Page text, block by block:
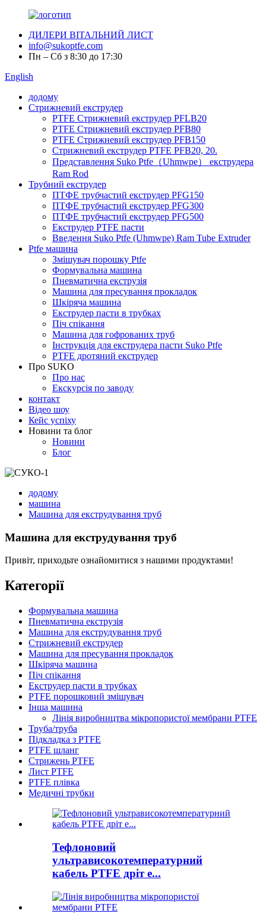
ДИЛЕРИ ВІТАЛЬНИЙ ЛИСТ
info@sukoptfe.com
Пн – Сб з 8:30 до 17:30
English
додому
Стрижневий екструдер
PTFE Стрижневий екструдер PFLB20
PTFE Стрижневий екструдер PFB80
PTFE Стрижневий екструдер PFB150
Стрижневий екструдер PTFE PFB20, 20.
Представлення Suko Ptfe（Uhmwpe） екструдера
Ram Rod
Трубний екструдер
ПТФЕ трубчастий екструдер PFG150
ПТФЕ трубчастий екструдер PFG300
ПТФЕ трубчастий екструдер PFG500
Екструдер PTFE пасти
Введення Suko Ptfe (Uhmwpe) Ram Tube Extruder
Ptfe машина
Змішувач порошку Ptfe
Формувальна машина
Пневматична екструзія
Машина для пресування прокладок
Шкіряча машина
Екструдер пасти в трубках
Піч спікання
Машина для гофрованих труб
Інструкція для екструдера пасти Suko Ptfe
PTFE дротяний екструдер
Про SUKO
Про нас
Екскурсія по заводу
контакт
Відео шоу
Кейс успіху
Новини та блог
Новини
Блог
додому
машина
Машина для екструдування труб
Машина для екструдування труб
Привіт, приходьте ознайомитися з нашими продуктами!
Категорії
Формувальна машина
Пневматична екструзія
Машина для екструдування труб
Стрижневий екструдер
Машина для пресування прокладок
Шкіряча машина
Піч спікання
Екструдер пасти в трубках
PTFE порошковий змішувач
Інша машина
Лінія виробництва мікропористої мембрани PTFE
Труба/труба
Підкладка з PTFE
PTFE шланг
Стрижень PTFE
Лист PTFE
PTFE плівка
Медичні трубки
Тефлоновий
ультрависокотемпературний
кабель PTFE дріт е...